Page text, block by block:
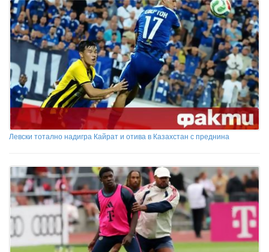
Левски тотално надигра Кайрат и отива в Казахстан с преднина